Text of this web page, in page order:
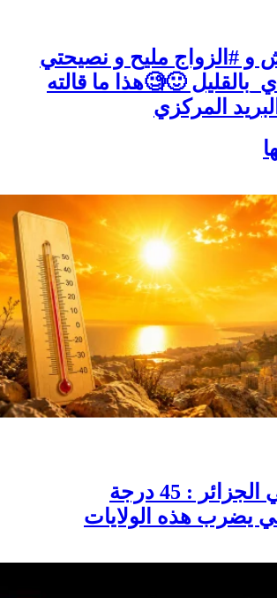
و #الزواج مليح و نصيحتي
🙂🧐هذا ما قالته
المركزي
موجة الحر في الجزائر : 45 درجة
يضرب هذه الولايات